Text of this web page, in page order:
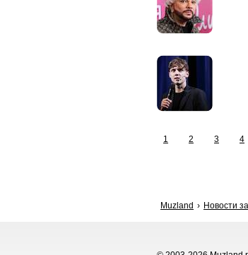
1 2 3 4
Muzland Новости